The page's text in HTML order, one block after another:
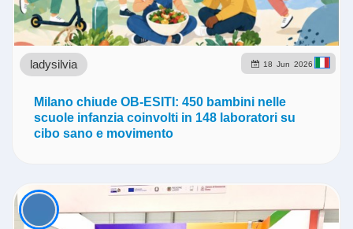
18 Jun 2026
ladysilvia
Milano chiude OB-ESITI: 450 bambini nelle
scuole infanzia coinvolti in 148 laboratori su
cibo sano e movimento